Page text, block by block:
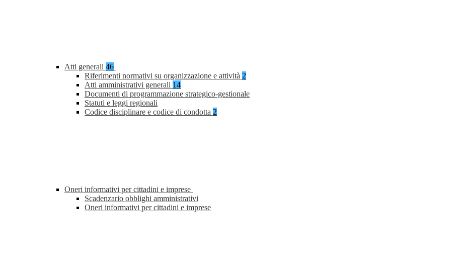
Atti generali 46
Riferimenti normativi su organizzazione e attività 2
Atti amministrativi generali 14
Documenti di programmazione strategico-gestionale
Statuti e leggi regionali
Codice disciplinare e codice di condotta 2
Oneri informativi per cittadini e imprese
Scadenzario obblighi amministrativi
Oneri informativi per cittadini e imprese